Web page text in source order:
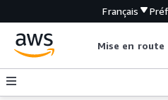
Français
Mise en route